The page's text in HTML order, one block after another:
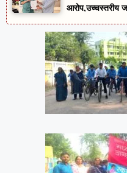
आरोप,उच्चस्तरीय